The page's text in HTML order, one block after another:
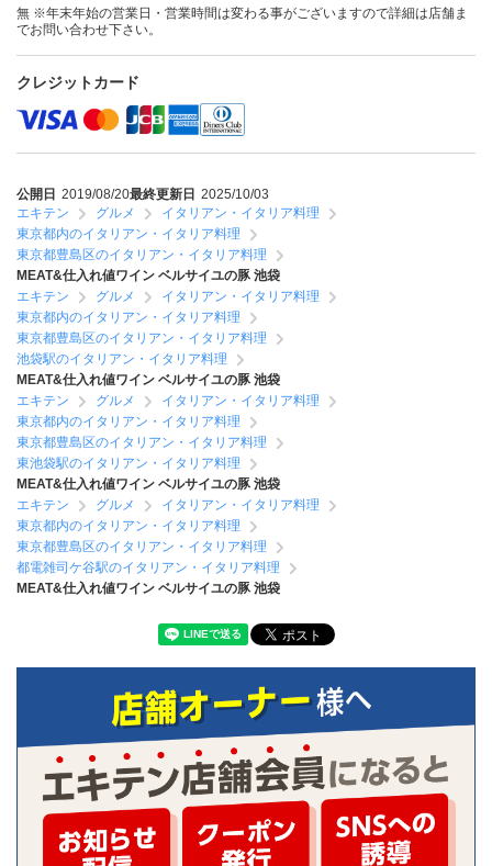
無 ※年末年始の営業日・営業時間は変わる事がございますので詳細は店舗ま
でお問い合わせ下さい。
クレジットカード
公開日 2019/08/20最終更新日 2025/10/03
エキテン
グルメ
イタリアン・イタリア料理
東京都内のイタリアン・イタリア料理
東京都豊島区のイタリアン・イタリア料理
MEAT&仕入れ値ワイン ベルサイユの豚 池袋
エキテン
グルメ
イタリアン・イタリア料理
東京都内のイタリアン・イタリア料理
東京都豊島区のイタリアン・イタリア料理
池袋駅のイタリアン・イタリア料理
MEAT&仕入れ値ワイン ベルサイユの豚 池袋
エキテン
グルメ
イタリアン・イタリア料理
東京都内のイタリアン・イタリア料理
東京都豊島区のイタリアン・イタリア料理
東池袋駅のイタリアン・イタリア料理
MEAT&仕入れ値ワイン ベルサイユの豚 池袋
エキテン
グルメ
イタリアン・イタリア料理
東京都内のイタリアン・イタリア料理
東京都豊島区のイタリアン・イタリア料理
都電雑司ケ谷駅のイタリアン・イタリア料理
MEAT&仕入れ値ワイン ベルサイユの豚 池袋